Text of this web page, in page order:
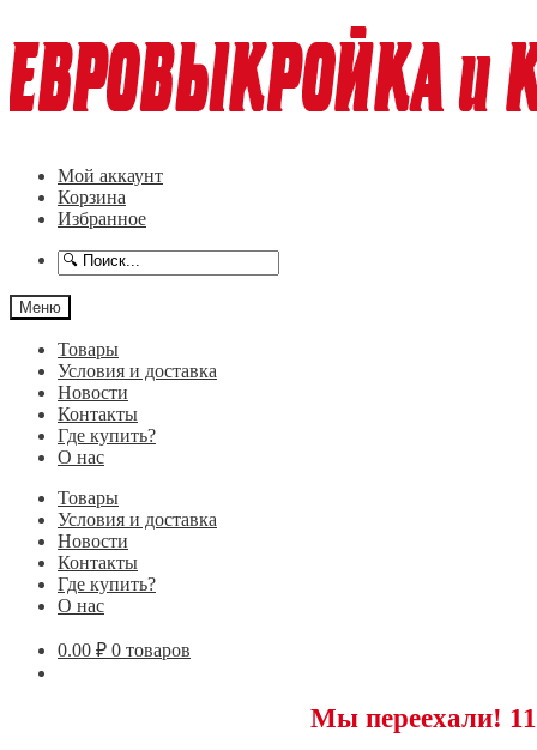
к
навигации
к
содержимому
Мой аккаунт
Корзина
Избранное
Меню
Товары
Условия и доставка
Новости
Контакты
Где купить?
О нас
Товары
Условия и доставка
Новости
Контакты
Где купить?
О нас
0.00 ₽ 0 товаров
Мы переехали! 117593